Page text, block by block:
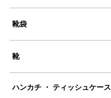
靴袋
靴
ハンカチ ・ ティッシュケース